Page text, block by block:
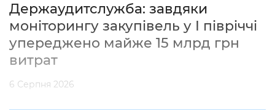
Держаудитслужба: завдяки
моніторингу закупівель у І півріччі
упереджено майже 15 млрд грн
витрат
6 Серпня 2026